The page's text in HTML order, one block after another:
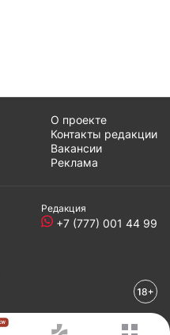
О проекте
Контакты редакции
Вакансии
Реклама
Редакция
+7 (777) 001 44 99